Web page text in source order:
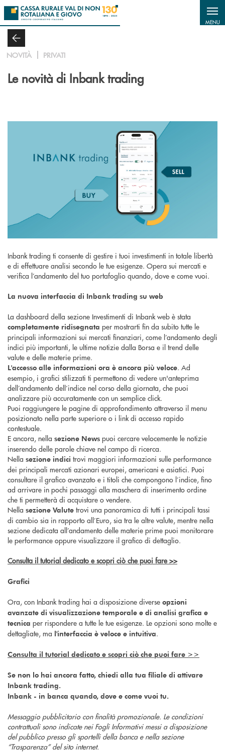
Salta al contenuto principale
MENU
NOVITÀ PRIVATI
Le novità di Inbank trading
Inbank trading ti consente di gestire i tuoi investimenti in totale libertà
e di effettuare analisi secondo le tue esigenze. Opera sui mercati e
verifica l’andamento del tuo portafoglio quando, dove e come vuoi.
La nuova interfaccia di Inbank trading su web
La dashboard della sezione Investimenti di Inbank web è stata
completamente ridisegnata per mostrarti fin da subito tutte le
principali informazioni sui mercati finanziari, come l’andamento degli
indici più importanti, le ultime notizie dalla Borsa e il trend delle
valute e delle materie prime.
L'accesso alle informazioni ora è ancora più veloce. Ad
esempio, i grafici stilizzati ti permettono di vedere un'anteprima
dell’andamento dell’indice nel corso della giornata, che puoi
analizzare più accuratamente con un semplice click.
Puoi raggiungere le pagine di approfondimento attraverso il menu
posizionato nella parte superiore o i link di accesso rapido
contestuale.
E ancora, nella sezione News puoi cercare velocemente le notizie
inserendo delle parole chiave nel campo di ricerca.
Nella sezione indici trovi maggiori informazioni sulle performance
dei principali mercati azionari europei, americani e asiatici. Puoi
consultare il grafico avanzato e i titoli che compongono l’indice, fino
ad arrivare in pochi passaggi alla maschera di inserimento ordine
che ti permetterà di acquistare o vendere.
Nella sezione Valute trovi una panoramica di tutti i principali tassi
di cambio sia in rapporto all’Euro, sia tra le altre valute, mentre nella
sezione dedicata all’andamento delle materie prime puoi monitorare
le performance oppure visualizzare il grafico di dettaglio.
Consulta il tutorial dedicato e scopri ciò che puoi fare >>
Grafici
Ora, con Inbank trading hai a disposizione diverse opzioni
avanzate di visualizzazione temporale e di analisi grafica e
tecnica per rispondere a tutte le tue esigenze. Le opzioni sono molte e
dettagliate, ma l'interfaccia è veloce e intuitiva.
Consulta il tutorial dedicato e scopri ciò che puoi fare >>
Se non lo hai ancora fatto, chiedi alla tua filiale di attivare
Inbank trading.
Inbank - in banca quando, dove e come vuoi tu.
Messaggio pubblicitario con finalità promozionale. Le condizioni
contrattuali sono indicate nei Fogli Informativi messi a disposizione
del pubblico presso gli sportelli della banca e nella sezione
“Trasparenza” del sito internet.